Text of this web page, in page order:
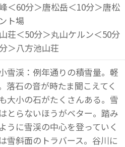
＜60分＞唐松岳＜10分＞唐松
ト場
荘＜50分＞丸山ケルン＜50分
＞八方池山荘
雪渓：例年通りの積雪量。軽
落石の音が時たま聞こえてく
大小の石がたくさんある。雪
とらないほうがベター。踏み
うに雪渓の中心を登っていく
雪斜面のトラバース。谷川に